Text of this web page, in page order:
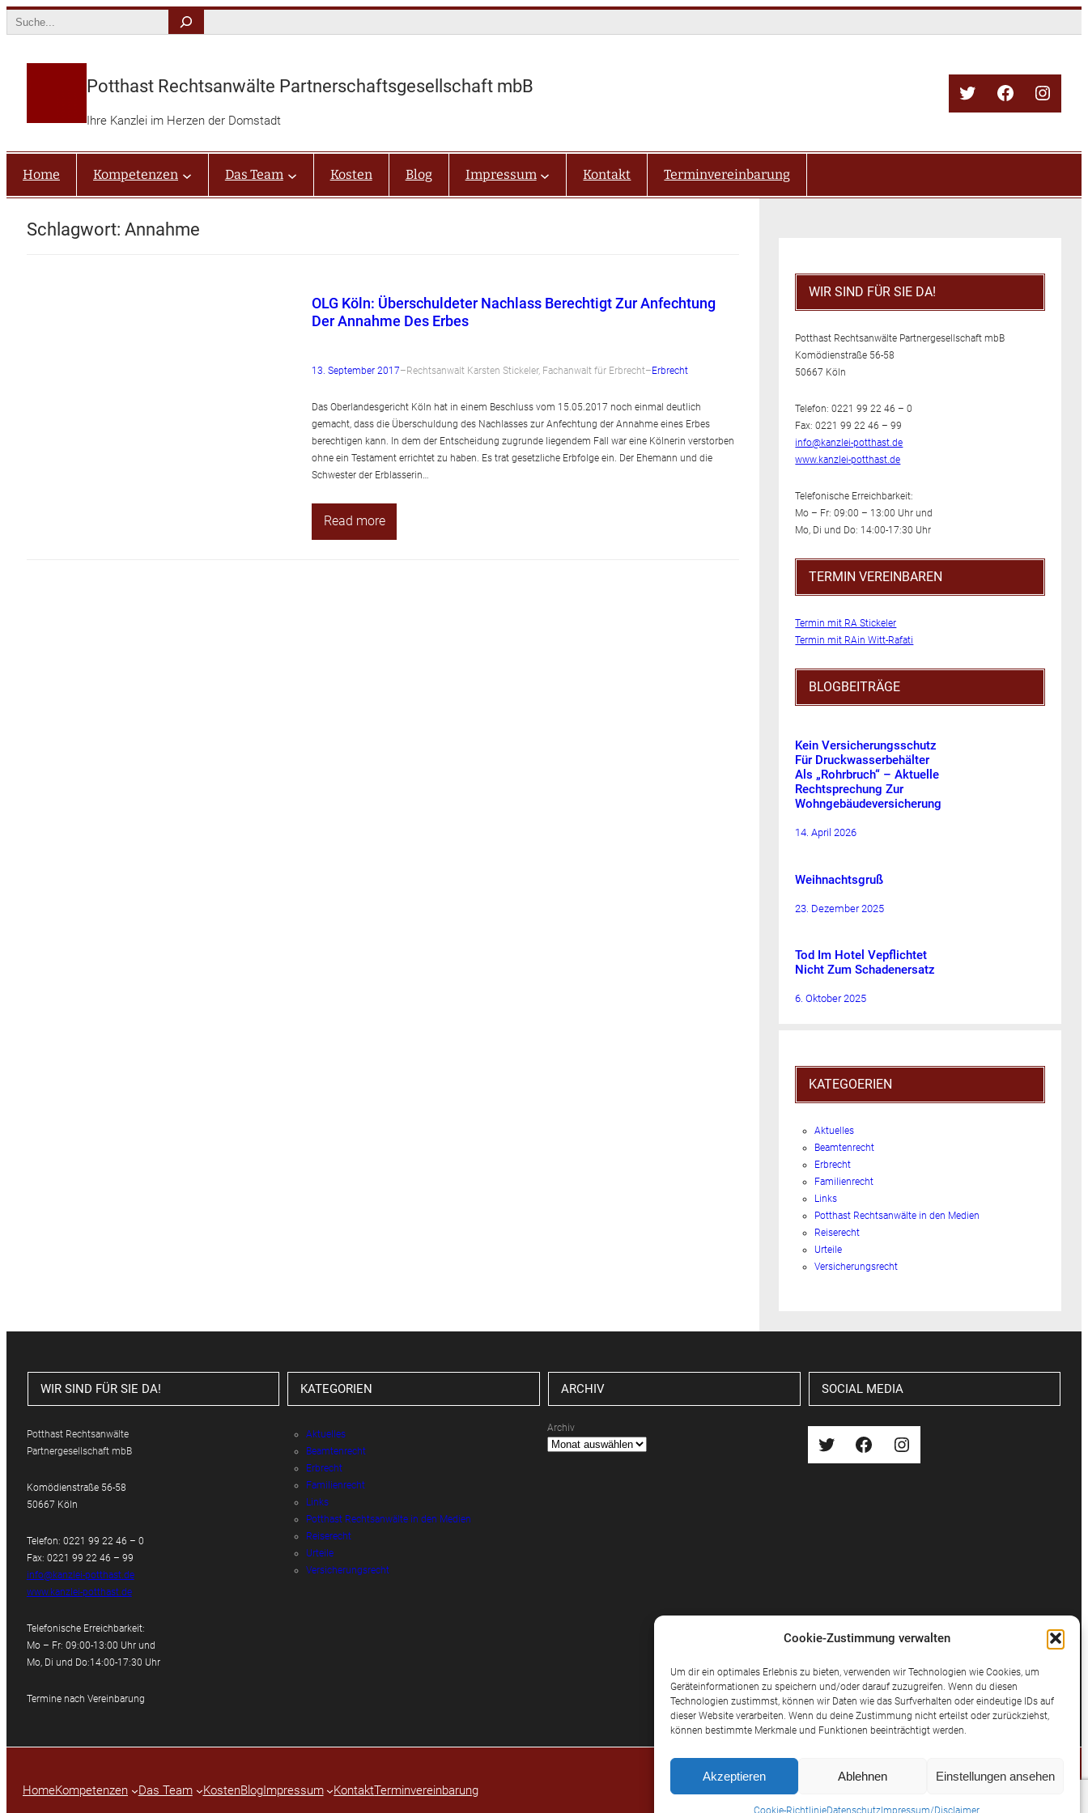
Cookie-Zustimmung verwalten
Um dir ein optimales Erlebnis zu bieten, verwenden wir Technologien wie Cookies, um
Geräteinformationen zu speichern und/oder darauf zuzugreifen. Wenn du diesen
Technologien zustimmst, können wir Daten wie das Surfverhalten oder eindeutige IDs auf
dieser Website verarbeiten. Wenn du deine Zustimmung nicht erteilst oder zurückziehst,
können bestimmte Merkmale und Funktionen beeinträchtigt werden.
Akzeptieren Ablehnen Einstellungen ansehen
Cookie-RichtlinieDatenschutz Impressum/Disclaimer
Search
Potthast Rechtsanwälte Partnerschaftsgesellschaft mbB
Ihre Kanzlei im Herzen der Domstadt
TwitterFacebook
Home Kompetenzen Das Team Kosten Blog Impressum Kontakt Terminvereinbarung
Schlagwort: Annahme
OLG Köln: Überschuldeter Nachlass Berechtigt Zur Anfechtung
Der Annahme Des Erbes
13. September 2017–Rechtsanwalt Karsten Stickeler, Fachanwalt für Erbrecht–Erbrecht
Das Oberlandesgericht Köln hat in einem Beschluss vom 15.05.2017 noch einmal deutlich
gemacht, dass die Überschuldung des Nachlasses zur Anfechtung der Annahme eines Erbes
berechtigen kann. In dem der Entscheidung zugrunde liegendem Fall war eine Kölnerin verstorben
ohne ein Testament errichtet zu haben. Es trat gesetzliche Erbfolge ein. Der Ehemann und die
Schwester der Erblasserin…
Read more
WIR SIND FÜR SIE DA!
Potthast Rechtsanwälte Partnergesellschaft mbB
Komödienstraße 56-58
50667 Köln
Telefon: 0221 99 22 46 – 0
Fax: 0221 99 22 46 – 99
info@kanzlei-potthast.de
www.kanzlei-potthast.de
Telefonische Erreichbarkeit:
Mo – Fr: 09:00 – 13:00 Uhr und
Mo, Di und Do: 14:00-17:30 Uhr
TERMIN VEREINBAREN
Termin mit RA Stickeler
Termin mit RAin Witt-Rafati
BLOGBEITRÄGE
Kein Versicherungsschutz
Für Druckwasserbehälter
Als „Rohrbruch“ – Aktuelle
Rechtsprechung Zur
Wohngebäudeversicherung
14. April 2026
Weihnachtsgruß
23. Dezember 2025
Tod Im Hotel Vepflichtet
Nicht Zum Schadenersatz
6. Oktober 2025
KATEGOERIEN
Aktuelles
Beamtenrecht
Erbrecht
Familienrecht
Links
Potthast Rechtsanwälte in den Medien
Reiserecht
Urteile
Versicherungsrecht
WIR SIND FÜR SIE DA!
Potthast Rechtsanwälte
Partnergesellschaft mbB
Komödienstraße 56-58
50667 Köln
Telefon: 0221 99 22 46 – 0
Fax: 0221 99 22 46 – 99
info@kanzlei-potthast.de
www.kanzlei-potthast.de
Telefonische Erreichbarkeit:
Mo – Fr: 09:00-13:00 Uhr und
Mo, Di und Do:14:00-17:30 Uhr
Termine nach Vereinbarung
KATEGORIEN
Aktuelles
Beamtenrecht
Erbrecht
Familienrecht
Links
Potthast Rechtsanwälte in den Medien
Reiserecht
Urteile
Versicherungsrecht
ARCHIV
Archiv
SOCIAL MEDIA
Twitter Facebook Instagram
HomeKompetenzen Das Team KostenBlogImpressum KontaktTerminvereinbarung